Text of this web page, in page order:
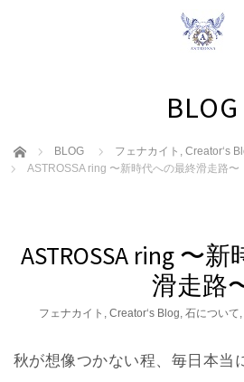
BLOG
ホーム BLOG フェナカイト , Creator‘s
ASTROSSA ring 〜新時代への最終滑走路〜
ASTROSSA ring 〜
滑走路
フェナカイト , Creator‘s Blog, 石について,
秋が想像つかない程、毎日本当